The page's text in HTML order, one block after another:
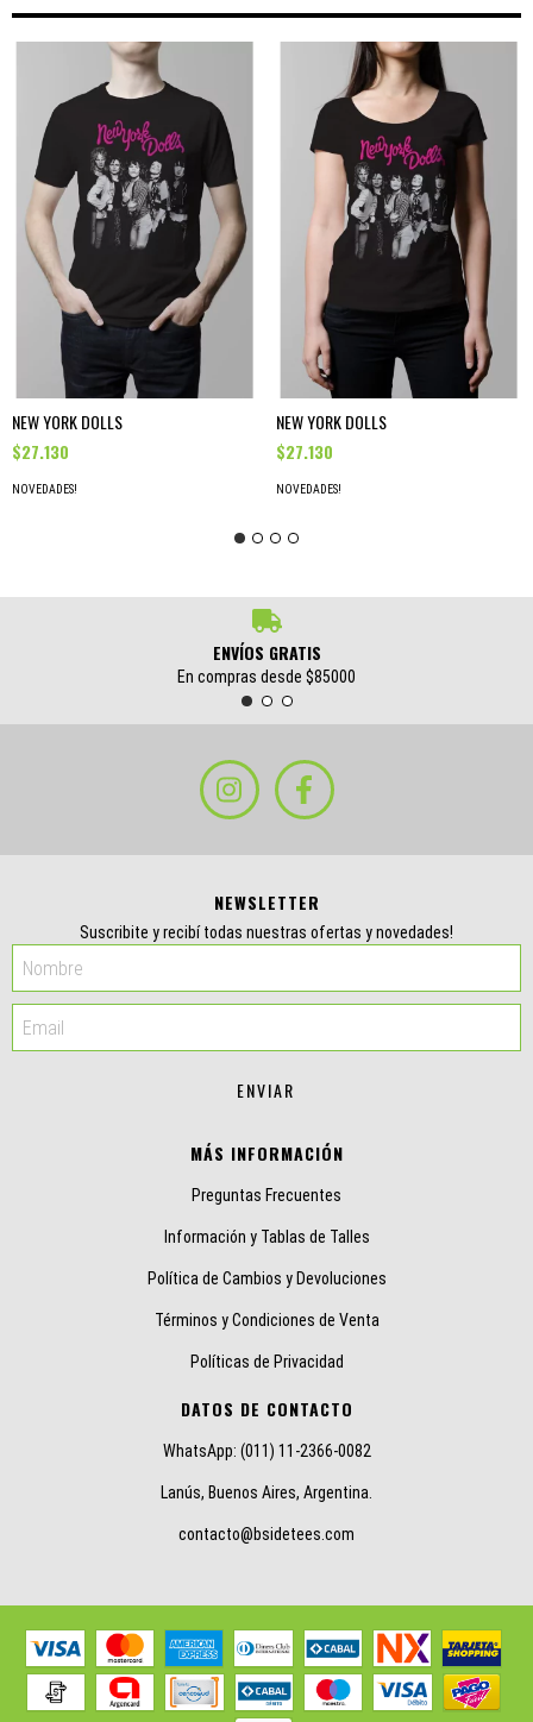
NEW YORK DOLLS
$27.130
NOVEDADES!
NEW YORK DOLLS
$27.130
NOVEDADES!
ENVÍOS GRATIS
En compras desde $85000
NEWSLETTER
Suscribite y recibí todas nuestras ofertas y novedades!
MÁS INFORMACIÓN
Preguntas Frecuentes
Información y Tablas de Talles
Política de Cambios y Devoluciones
Términos y Condiciones de Venta
Políticas de Privacidad
DATOS DE CONTACTO
WhatsApp: (011) 11-2366-0082
Lanús, Buenos Aires, Argentina.
contacto@bsidetees.com